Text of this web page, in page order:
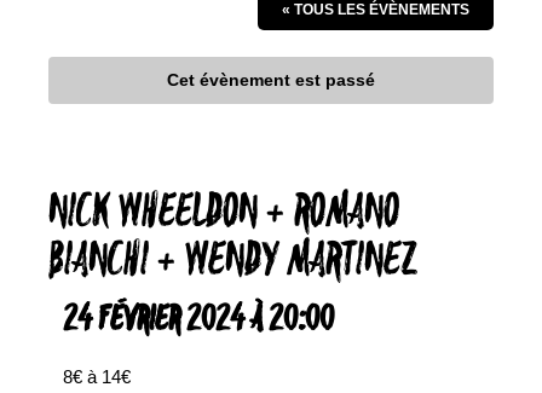
« TOUS LES ÉVÈNEMENTS
Cet évènement est passé
NICK WHEELDON + ROMANO
BIANCHI + WENDY MARTINEZ
24 FÉVRIER 2024 À 20:00
8€ à 14€